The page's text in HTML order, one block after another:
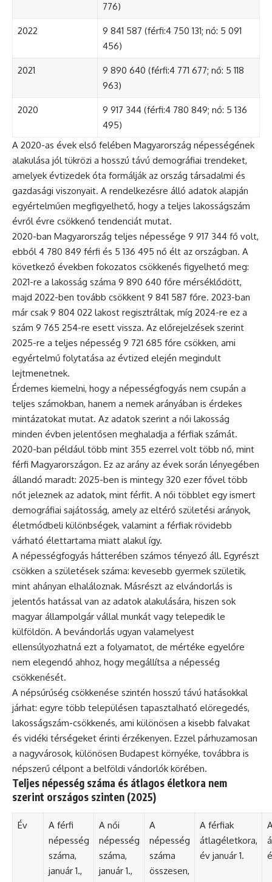
776)
2022
9 841 587 (férfi:4 750 131; nő: 5 091
456)
2021
9 890 640 (férfi:4 771 677; nő: 5 118
963)
2020
9 917 344 (férfi:4 780 849; nő: 5 136
495)
A 2020-as évek első felében Magyarország népességének
alakulása jól tükrözi a hosszú távú demográfiai trendeket,
amelyek évtizedek óta formálják az ország társadalmi és
gazdasági viszonyait. A rendelkezésre álló adatok alapján
egyértelműen megfigyelhető, hogy a teljes lakosságszám
évről évre csökkenő tendenciát mutat.
2020-ban Magyarország teljes népessége 9 917 344 fő volt,
ebből 4 780 849 férfi és 5 136 495 nő élt az országban. A
következő években fokozatos csökkenés figyelhető meg:
2021-re a lakosság száma 9 890 640 főre mérséklődött,
majd 2022-ben tovább csökkent 9 841 587 főre. 2023-ban
már csak 9 804 022 lakost regisztráltak, míg 2024-re ez a
szám 9 765 254-re esett vissza. Az előrejelzések szerint
2025-re a teljes népesség 9 721 685 főre csökken, ami
egyértelmű folytatása az évtized elején megindult
lejtmenetnek.
Érdemes kiemelni, hogy a népességfogyás nem csupán a
teljes számokban, hanem a nemek arányában is érdekes
mintázatokat mutat. Az adatok szerint a női lakosság
minden évben jelentősen meghaladja a férfiak számát.
2020-ban például több mint 355 ezerrel volt több nő, mint
férfi Magyarországon. Ez az arány az évek során lényegében
állandó maradt: 2025-ben is mintegy 320 ezer fővel több
nőt jeleznek az adatok, mint férfit. A női többlet egy ismert
demográfiai sajátosság, amely az eltérő születési arányok,
életmódbeli különbségek, valamint a férfiak rövidebb
várható élettartama miatt alakul így.
A népességfogyás hátterében számos tényező áll. Egyrészt
csökken a születések száma: kevesebb gyermek születik,
mint ahányan elhaláloznak. Másrészt az elvándorlás is
jelentős hatással van az adatok alakulására, hiszen sok
magyar állampolgár vállal munkát vagy telepedik le
külföldön. A bevándorlás ugyan valamelyest
ellensúlyozhatná ezt a folyamatot, de mértéke egyelőre
nem elegendő ahhoz, hogy megállítsa a népesség
csökkenését.
A népsűrűség csökkenése szintén hosszú távú hatásokkal
járhat: egyre több településen tapasztalható elöregedés,
lakosságszám-csökkenés, ami különösen a kisebb falvakat
és vidéki térségeket érinti érzékenyen. Ezzel párhuzamosan
a nagyvárosok, különösen Budapest környéke, továbbra is
népszerű célpont a belföldi vándorlók körében.
Teljes népesség száma és átlagos életkora nem
szerint országos szinten (2025)
Év
A férfi
népesség
száma,
január 1.,
A női
népesség
száma,
január 1.,
A
népesség
száma
összesen,
A férfiak
átlagéletkora,
év január 1.